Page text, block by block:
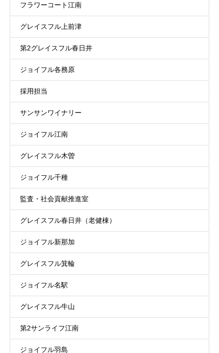
フラワーコート江南
グレイスフル上前津
第2グレイスフル春日井
ジョイフル各務原
採用担当
サンサンワイナリー
ジョイフル江南
グレイスフル木曽
ジョイフル千種
監査・社会貢献推進室
グレイスフル春日井（老健棟）
ジョイフル新那加
グレイスフル箕輪
ジョイフル名駅
グレイスフル牛山
第2サンライフ江南
ジョイフル羽島